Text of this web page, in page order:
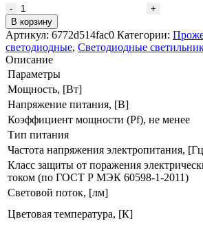
Количество
товара
Светодиодный
Прожектор
v2.0-
Мультилинза
В корзину
Артикул: 6772d514fac0 Категории:
светодиодные, Светодиодные
Описание
Параметры
Мощность, [Вт]
Напряжение питания, [В]
Коэффициент мощности (Pf), не менее
Тип питания
Частота напряжения электропитания,
Класс защиты от поражения
током (по ГОСТ Р МЭК 60598-1-2011)
Световой поток, [лм]
Цветовая температура, [К]